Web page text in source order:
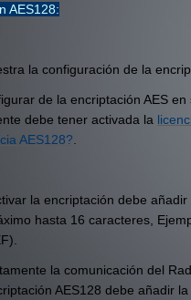
AES128:
la configuración de la
de la encriptación AES en
debe tener activada la
AES128?
la encriptación debe añadir
hasta 16 caracteres,
la comunicación del
AES128 debe añadir la